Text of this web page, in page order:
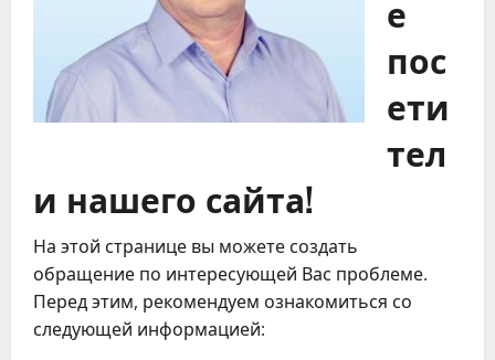
е
пос
ети
тел
и нашего сайта!
На этой странице вы можете создать
обращение по интересующей Вас проблеме.
Перед этим, рекомендуем ознакомиться со
следующей информацией: